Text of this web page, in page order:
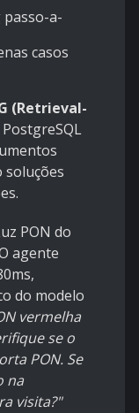
a-
casos
(Retrieval-
soluções
PON do
agente
do modelo
vermelha
se o
PON. Se
na
visita?"